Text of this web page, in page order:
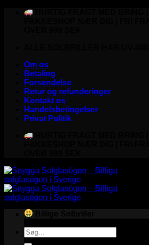
Fortsæt
Om os
Betaling
Forsendelse
Retur og refunderinger
Kontakt os
Handelsbetingelser
Privat Politik
Søg
efter: